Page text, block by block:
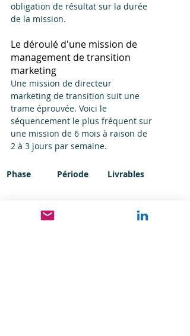
obligation de résultat sur la durée
de la mission.
Le déroulé d'une mission de
management de transition
marketing
Une mission de directeur
marketing de transition suit une
trame éprouvée. Voici le
séquencement le plus fréquent sur
une mission de 6 mois à raison de
2 à 3 jours par semaine.
Phase Période Livrables
Diagnosti
Audit acquisition,
analyse CRM,